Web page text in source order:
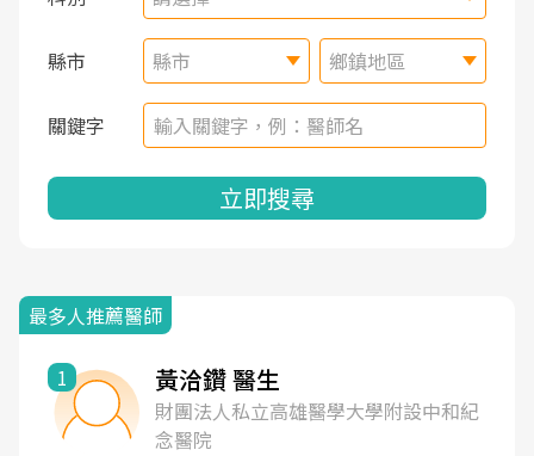
縣市 縣市 鄉鎮地區
關鍵字
立即搜尋
最多人推薦醫師
1 黃洽鑽 醫生
財團法人私立高雄醫學大學附設中和紀
念醫院